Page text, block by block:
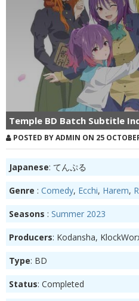
Temple BD Batch Subtitle
POSTED BY ADMIN ON 25
Japanese: てんぷる
Genre : Comedy, Ecchi, Harem,
Seasons : Summer 2023
Producers: Kodansha,
Type: BD
Status: Completed